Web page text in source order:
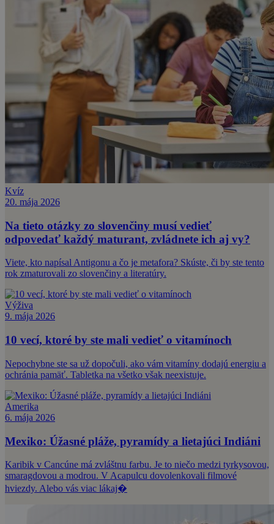
Kvíz
20. mája 2026
Na tieto otázky zo slovenčiny musí vedieť
odpovedať každý maturant, zvládnete ich aj vy?
Viete, kto napísal Antigonu a čo je metafora? Skúste, či by ste tento
rok zmaturovali zo slovenčiny a literatúry.
Výživa
9. mája 2026
10 vecí, ktoré by ste mali vedieť o vitamínoch
Nepochybne ste sa už dopočuli, ako vám vitamíny dodajú energiu a
ochránia pamäť. Tabletka na všetko však neexistuje.
Amerika
6. mája 2026
Mexiko: Úžasné pláže, pyramídy a lietajúci Indiáni
Karibik v Cancúne má zvláštnu farbu. Je to niečo medzi tyrkysovou,
smaragdovou a modrou. V Acapulcu dovolenkovali filmové
hviezdy. Alebo vás viac lákaj�